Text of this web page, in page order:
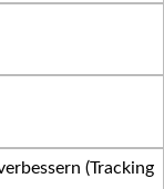
(Tracking